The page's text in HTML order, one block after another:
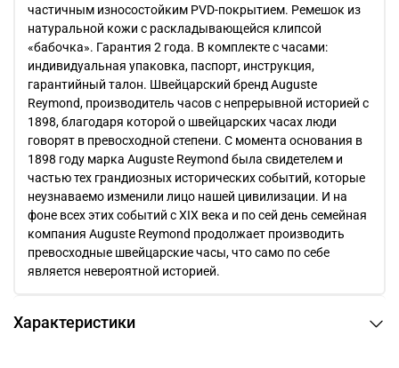
частичным износостойким PVD-покрытием. Ремешок из
натуральной кожи с раскладывающейся клипсой
«бабочка». Гарантия 2 года. В комплекте с часами:
индивидуальная упаковка, паспорт, инструкция,
гарантийный талон. Швейцарский бренд Auguste
Reymond, производитель часов с непрерывной историей с
1898, благодаря которой о швейцарских часах люди
говорят в превосходной степени. С момента основания в
1898 году марка Auguste Reymond была свидетелем и
частью тех грандиозных исторических событий, которые
неузнаваемо изменили лицо нашей цивилизации. И на
фоне всех этих событий с XIX века и по сей день семейная
компания Auguste Reymond продолжает производить
превосходные швейцарские часы, что само по себе
является невероятной историей.
Характеристики